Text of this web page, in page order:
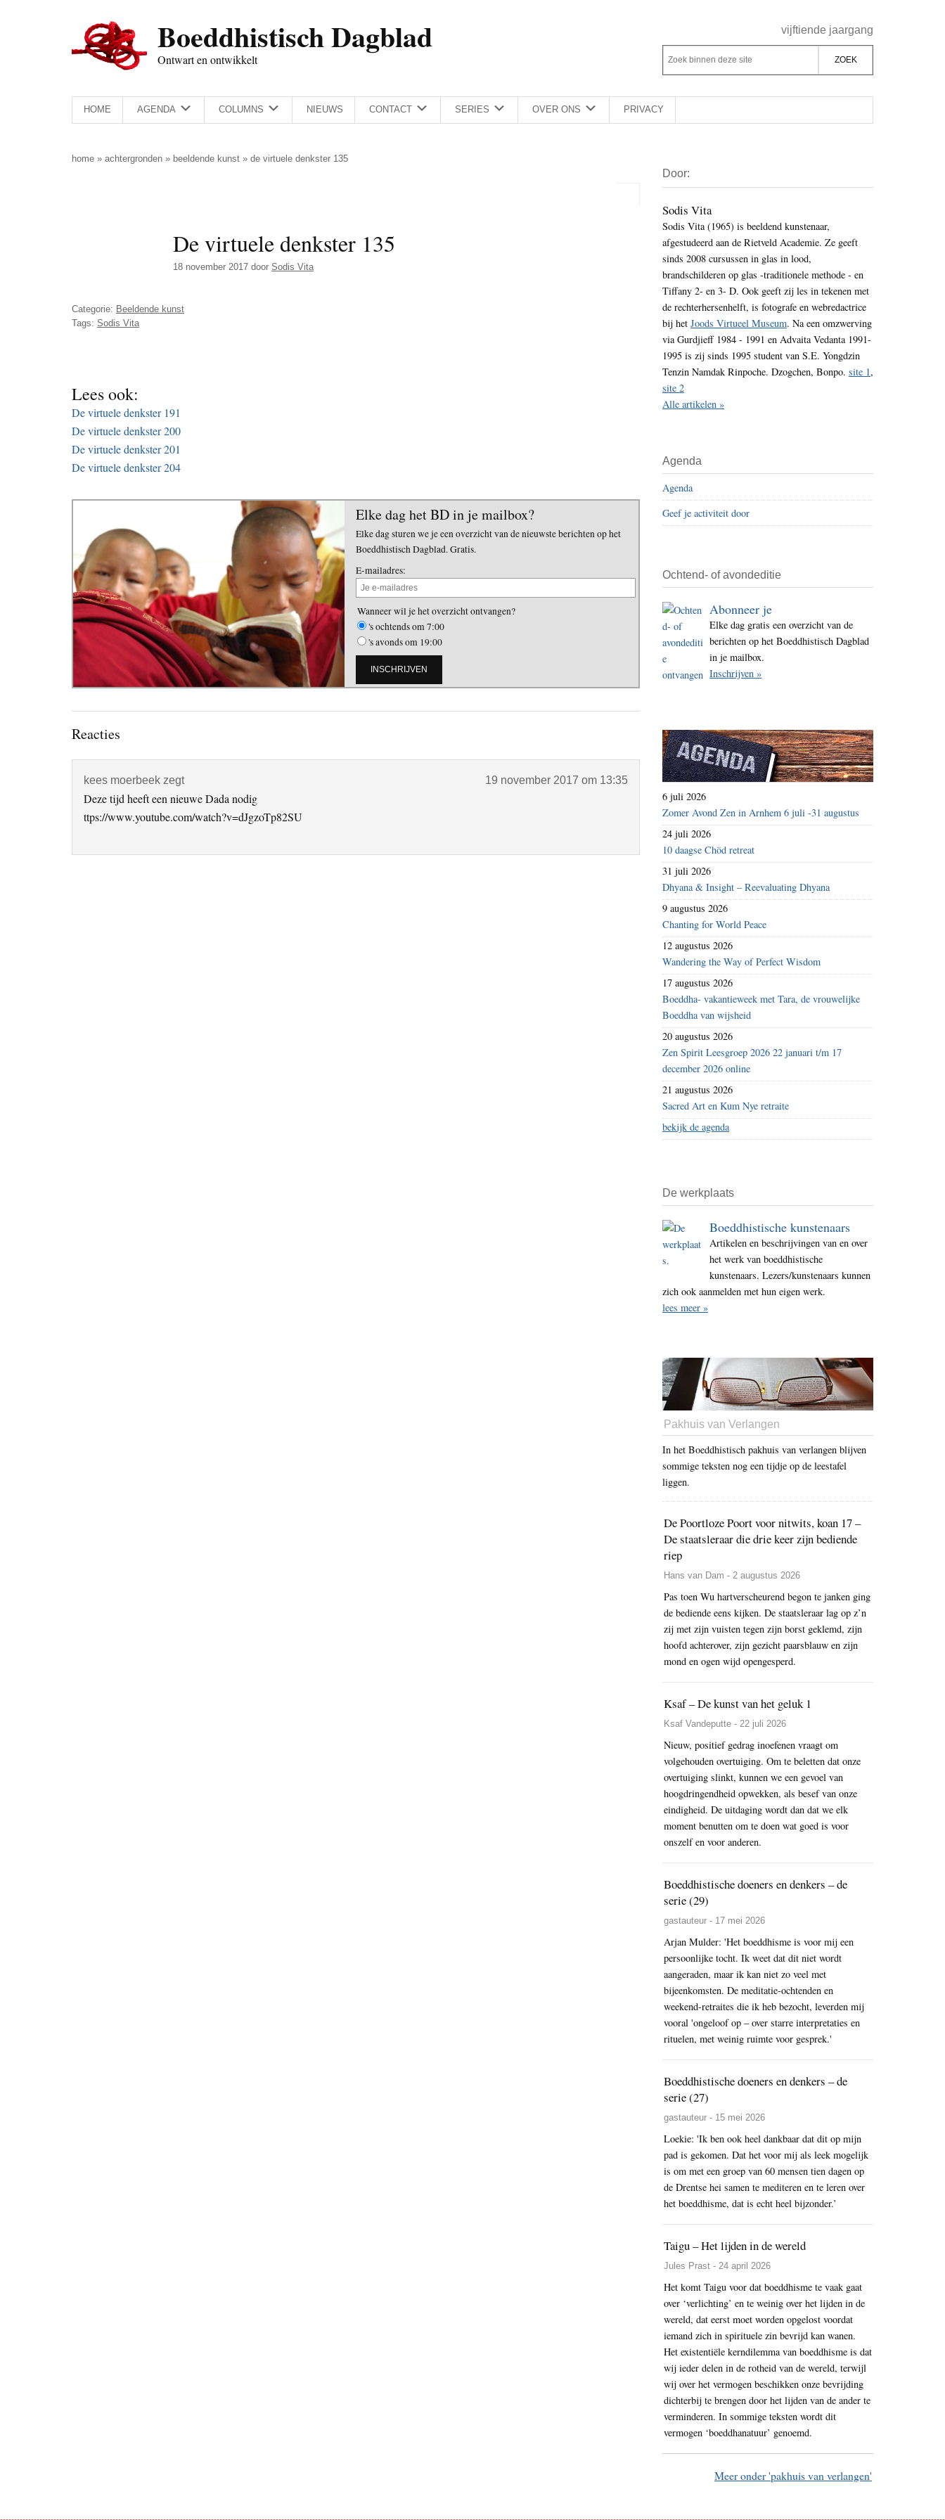
Boeddhistisch Dagblad
Ontwart en ontwikkelt
Rechts
vijftiende jaargang
Z
o
e
k
d
e
z
e
s
i
t
e
Z
o
k
b
n
n
d
e
z
e
s
i
t
HOME AGENDA COLUMNS NIEUWS CONTACT SERIES OVER ONS PRIVACY
home » achtergronden » beeldende kunst » de virtuele denkster 135
De virtuele denkster 135
18 november 2017 door Sodis Vita
Categorie: Beeldende kunst
Tags: Sodis Vita
Lees ook:
De virtuele denkster 191
De virtuele denkster 200
De virtuele denkster 201
De virtuele denkster 204
Elke dag het BD in je mailbox?
Elke dag sturen we je een overzicht van de nieuwste berichten op het
Boeddhistisch Dagblad. Gratis.
E-mailadres:
Wanneer wil je het overzicht ontvangen?
's ochtends om 7:00
's avonds om 19:00
Lees
Reacties
kees moerbeek zegt 19 november 2017 om 13:35
Deze tijd heeft een nieuwe Dada nodig
ttps://www.youtube.com/watch?v=dJgzoTp82SU
Sidebar
Door:
Sodis Vita
Sodis Vita (1965) is beeldend kunstenaar,
afgestudeerd aan de Rietveld Academie. Ze geeft
sinds 2008 cursussen in glas in lood,
brandschilderen op glas -traditionele methode - en
Tiffany 2- en 3- D. Ook geeft zij les in tekenen met
de rechterhersenhelft, is fotografe en webredactrice
bij het Joods Virtueel Museum. Na een omzwerving
via Gurdjieff 1984 - 1991 en Advaita Vedanta 1991-
1995 is zij sinds 1995 student van S.E. Yongdzin
Tenzin Namdak Rinpoche. Dzogchen, Bonpo. site 1,
site 2
Alle artikelen »
Agenda
Agenda
Geef je activiteit door
Ochtend- of avondeditie
Abonneer je
Elke dag gratis een overzicht van de
berichten op het Boeddhistisch Dagblad
in je mailbox.
Inschrijven »
6 juli 2026
Zomer Avond Zen in Arnhem 6 juli -31 augustus
24 juli 2026
10 daagse Chöd retreat
31 juli 2026
Dhyana & Insight – Reevaluating Dhyana
9 augustus 2026
Chanting for World Peace
12 augustus 2026
Wandering the Way of Perfect Wisdom
17 augustus 2026
Boeddha- vakantieweek met Tara, de vrouwelijke
Boeddha van wijsheid
20 augustus 2026
Zen Spirit Leesgroep 2026 22 januari t/m 17
december 2026 online
21 augustus 2026
Sacred Art en Kum Nye retraite
bekijk de agenda
De werkplaats
Boeddhistische kunstenaars
Artikelen en beschrijvingen van en over
het werk van boeddhistische
kunstenaars. Lezers/kunstenaars kunnen
zich ook aanmelden met hun eigen werk.
lees meer »
Pakhuis van Verlangen
In het Boeddhistisch pakhuis van verlangen blijven
sommige teksten nog een tijdje op de leestafel
liggen.
De Poortloze Poort voor nitwits, koan 17 –
De staatsleraar die drie keer zijn bediende
riep
Hans van Dam - 2 augustus 2026
Pas toen Wu hartverscheurend begon te janken ging
de bediende eens kijken. De staatsleraar lag op z’n
zij met zijn vuisten tegen zijn borst geklemd, zijn
hoofd achterover, zijn gezicht paarsblauw en zijn
mond en ogen wijd opengesperd.
Ksaf – De kunst van het geluk 1
Ksaf Vandeputte - 22 juli 2026
Nieuw, positief gedrag inoefenen vraagt om
volgehouden overtuiging. Om te beletten dat onze
overtuiging slinkt, kunnen we een gevoel van
hoogdringendheid opwekken, als besef van onze
eindigheid. De uitdaging wordt dan dat we elk
moment benutten om te doen wat goed is voor
onszelf en voor anderen.
Boeddhistische doeners en denkers – de
serie (29)
gastauteur - 17 mei 2026
Arjan Mulder: 'Het boeddhisme is voor mij een
persoonlijke tocht. Ik weet dat dit niet wordt
aangeraden, maar ik kan niet zo veel met
bijeenkomsten. De meditatie-ochtenden en
weekend-retraites die ik heb bezocht, leverden mij
vooral 'ongeloof op – over starre interpretaties en
rituelen, met weinig ruimte voor gesprek.'
Boeddhistische doeners en denkers – de
serie (27)
gastauteur - 15 mei 2026
Loekie: 'Ik ben ook heel dankbaar dat dit op mijn
pad is gekomen. Dat het voor mij als leek mogelijk
is om met een groep van 60 mensen tien dagen op
de Drentse hei samen te mediteren en te leren over
het boeddhisme, dat is echt heel bijzonder.’
Taigu – Het lijden in de wereld
Jules Prast - 24 april 2026
Het komt Taigu voor dat boeddhisme te vaak gaat
over ‘verlichting’ en te weinig over het lijden in de
wereld, dat eerst moet worden opgelost voordat
iemand zich in spirituele zin bevrijd kan wanen.
Het existentiële kerndilemma van boeddhisme is dat
wij ieder delen in de rotheid van de wereld, terwijl
wij over het vermogen beschikken onze bevrijding
dichterbij te brengen door het lijden van de ander te
verminderen. In sommige teksten wordt dit
vermogen ‘boeddhanatuur’ genoemd.
Meer onder 'pakhuis van verlangen'